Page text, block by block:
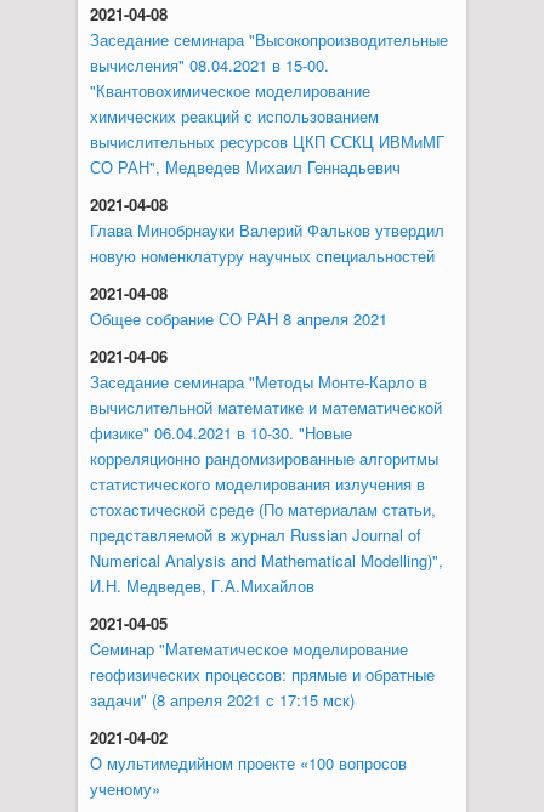
2021-04-08
Заседание семинара "Высокопроизводительные
вычисления" 08.04.2021 в 15-00.
"Квантовохимическое моделирование
химических реакций с использованием
вычислительных ресурсов ЦКП ССКЦ ИВМиМГ
СО РАН", Медведев Михаил Геннадьевич
2021-04-08
Глава Минобрнауки Валерий Фальков утвердил
новую номенклатуру научных специальностей
2021-04-08
Общее собрание СО РАН 8 апреля 2021
2021-04-06
Заседание семинара "Методы Монте-Карло в
вычислительной математике и математической
физике" 06.04.2021 в 10-30. "Новые
корреляционно рандомизированные алгоритмы
статистического моделирования излучения в
стохастической среде (По материалам статьи,
представляемой в журнал Russian Journal of
Numerical Analysis and Mathematical Modelling)",
И.Н. Медведев, Г.А.Михайлов
2021-04-05
Cеминар "Математическое моделирование
геофизических процессов: прямые и обратные
задачи" (8 апреля 2021 с 17:15 мск)
2021-04-02
О мультимедийном проекте «100 вопросов
ученому»